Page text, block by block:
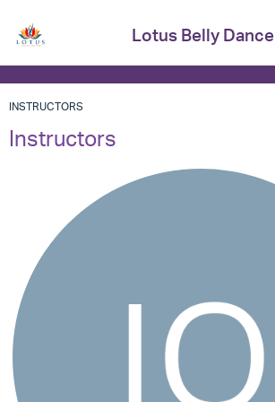
Lotus Belly Dance
INSTRUCTORS
Instructors